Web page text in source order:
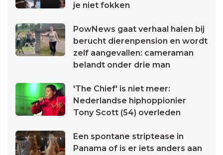
je niet fokken
PowNews gaat verhaal halen bij
berucht dierenpension en wordt
zelf aangevallen: cameraman
belandt onder drie man
'The Chief' is niet meer:
Nederlandse hiphoppionier
Tony Scott (54) overleden
Een spontane striptease in
Panama of is er iets anders aan